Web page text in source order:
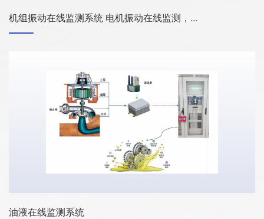
机组振动在线监测系统 电机振动在线监测，...
油液在线监测系统